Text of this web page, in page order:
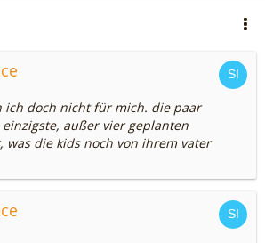
ich doch nicht für mich. die paar
außer vier geplanten
was die kids noch von ihrem vater